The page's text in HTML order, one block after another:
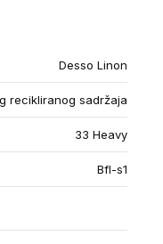
Desso Linon
recikliranog sadržaja
33 Heavy
Bfl-s1